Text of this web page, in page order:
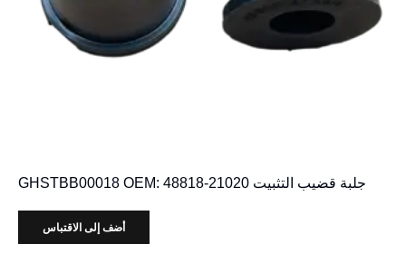
جلبة قضيب التثبيت GHSTBB00018 OEM: 48818-21020
أضف إلى الاقتباس